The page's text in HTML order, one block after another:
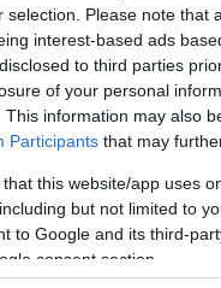
selection. Please note that
interest-based ads
to third parties
of your personal
This information may also
Participants that may
that this website/app uses
but not limited to
to Google and its third-
consent section.
τη λύση δανείων
για την απόκτηση
σεβουλγαρική
στα18 εκατ.